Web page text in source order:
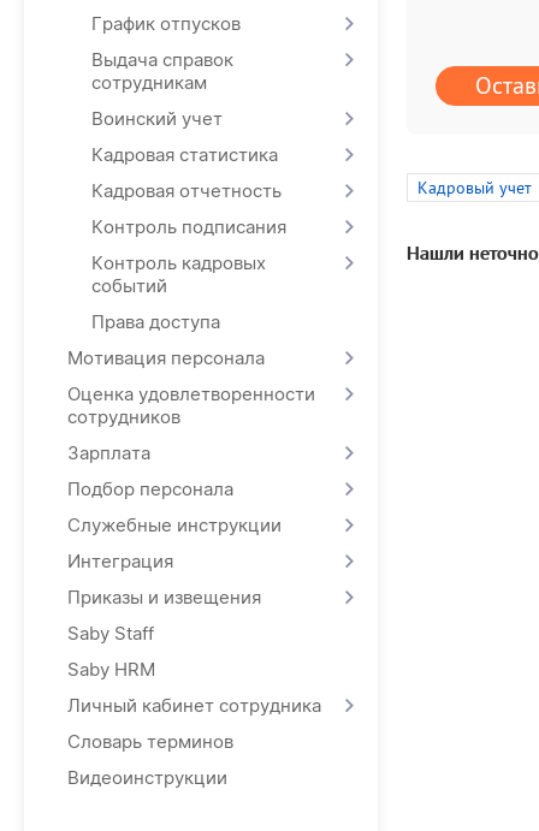
График отпусков
Выдача справок
сотрудникам
Воинский учет
Кадровая статистика
Кадровая отчетность
Контроль подписания
Контроль кадровых
событий
Права доступа
Мотивация персонала
Оценка удовлетворенности
сотрудников
Зарплата
Подбор персонала
Служебные инструкции
Интеграция
Приказы и извещения
Saby Staff
Saby HRM
Личный кабинет сотрудника
Словарь терминов
Видеоинструкции
Кадровый учет
Нашли